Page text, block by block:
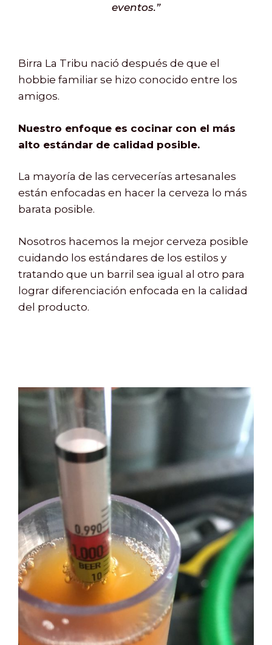
eventos.”
Birra La Tribu nació después de que el
hobbie familiar se hizo conocido entre los
amigos.
Nuestro enfoque es cocinar con el más
alto estándar de calidad posible.
La mayoría de las cervecerías artesanales
están enfocadas en hacer la cerveza lo más
barata posible.
Nosotros hacemos la mejor cerveza posible
cuidando los estándares de los estilos y
tratando que un barril sea igual al otro para
lograr diferenciación enfocada en la calidad
del producto.